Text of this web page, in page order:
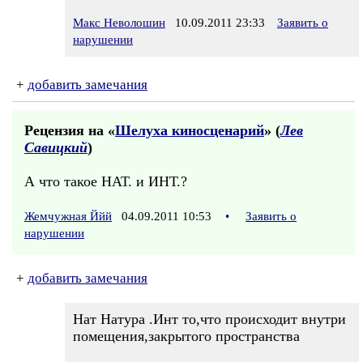
Макс Неволошин 10.09.2011 23:33
Заявить о
нарушении
+ добавить замечания
Рецензия на «Шелуха киносценарий» (Лев
Савицкий)
А что такое НАТ. и ИНТ.?
Жемчужная Ййй 04.09.2011 10:53 •
Заявить о
нарушении
+ добавить замечания
Нат Натура .Инт то,что происходит внутри
помещения,закрытого пространства